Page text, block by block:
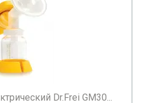
Dr.Frei GM30...